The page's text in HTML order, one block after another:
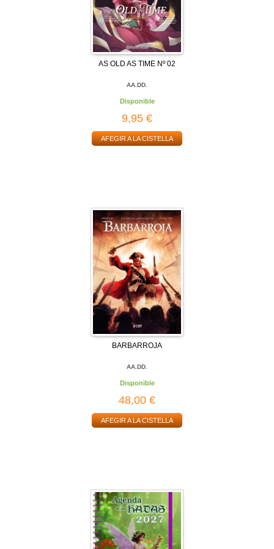
AS OLD AS TIME Nº 02
AA.DD.
Disponible
9,95 €
AFEGIR A LA CISTELLA
BARBARROJA
AA.DD.
Disponible
48,00 €
AFEGIR A LA CISTELLA